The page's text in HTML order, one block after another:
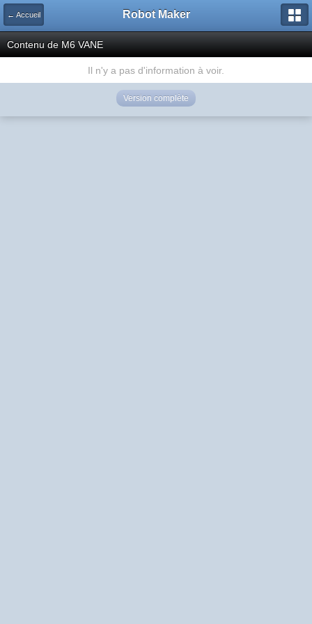
← Accueil Robot Maker
Contenu de M6 VANE
Il n'y a pas d'information à voir.
Version complète